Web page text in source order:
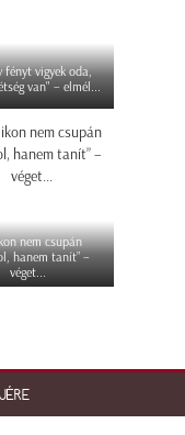
fényt vigyek oda,
van" – elmél...
nem csupán
hanem tanít” –
véget...